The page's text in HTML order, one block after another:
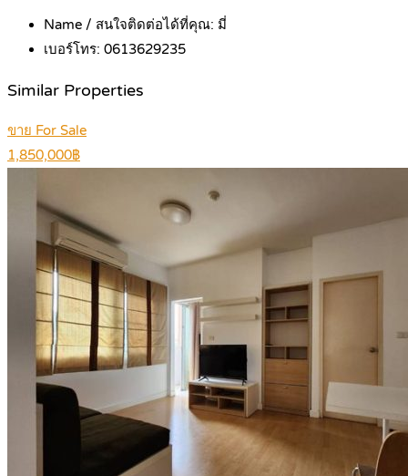
Name / สนใจติดต่อได้ที่คุณ: มี่
เบอร์โทร: 0613629235
Similar Properties
ขาย For Sale
1,850,000฿